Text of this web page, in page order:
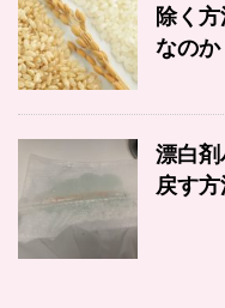
除く
なのか
漂白剤
戻す